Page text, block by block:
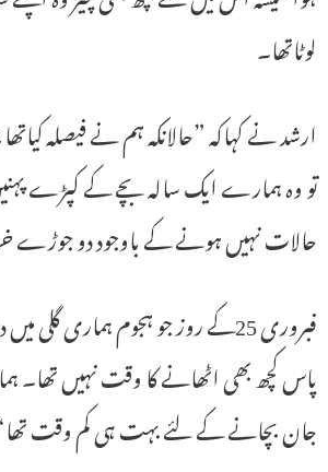
لوٹاتھا۔
ارشد نے کہاکہ ”حالانکہ ہم نے فیصلہ
تو وہ ہمارے ایک سالہ بچے کے کپڑے
حالات نہیں ہونے کے باوجود دو جوڑے
فبروری 25کے روز جو ہجوم ہماری
پاس کچھ بھی اٹھانے کا وقت نہیں تھا۔
جان بچانے کے لئے بہت ہی کم وقت